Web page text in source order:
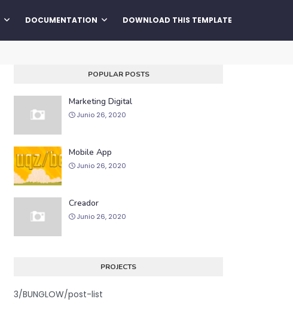
DOCUMENTATION DOWNLOAD THIS TEMPLATE
POPULAR POSTS
Marketing Digital
Junio 26, 2020
Mobile App
Junio 26, 2020
Creador
Junio 26, 2020
PROJECTS
3/BUNGLOW/post-list